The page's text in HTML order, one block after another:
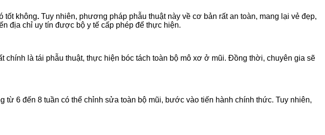
tốt không. Tuy nhiên, phương pháp phẫu thuật này về cơ bản rất an toàn, mang lại vẻ đẹp,
địa chỉ uy tín được bộ y tế cấp phép để thực hiện.
là tái phẫu thuật, thực hiện bóc tách toàn bộ mô xơ ở mũi. Đồng thời, chuyên gia sẽ
6 đến 8 tuần có thể chỉnh sửa toàn bộ mũi, bước vào tiến hành chính thức. Tuy nhiên,